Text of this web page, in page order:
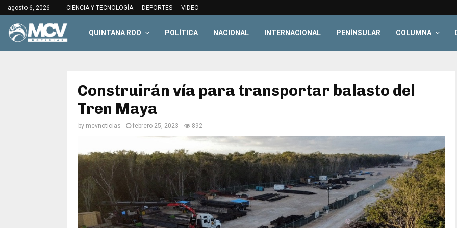
agosto 6, 2026 CIENCIA Y TECNOLOGÍA DEPORTES VIDEO
QUINTANA ROO POLÍTICA NACIONAL INTERNACIONAL PENÍNSULAR COLUMNA
Construirán vía para transportar balasto del
Tren Maya
by mcvnoticias febrero 25, 2023 892